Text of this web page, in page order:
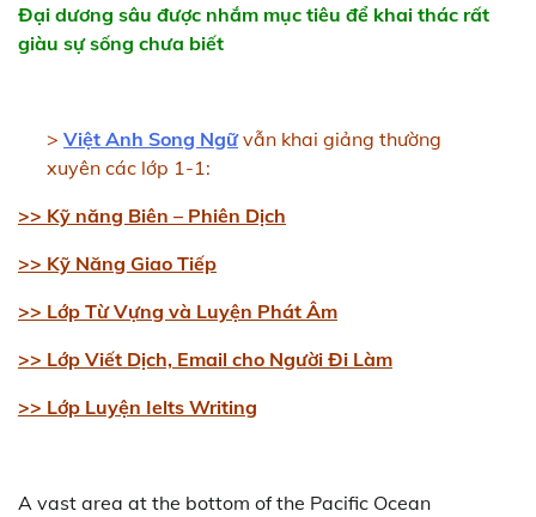
Đại dương sâu được nhắm mục tiêu để khai thác rất
giàu sự sống chưa biết
> Việt Anh Song Ngữvẫn khai giảng thường
xuyên các lớp 1-1:
>> Kỹ năng Biên – Phiên Dịch
>> Kỹ Năng Giao Tiếp
>> Lớp Từ Vựng và Luyện Phát Âm
>> Lớp Viết Dịch, Email cho Người Đi Làm
>> Lớp Luyện Ielts Writing
A vast area at the bottom of the Pacific Ocean